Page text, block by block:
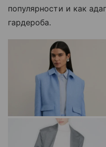
популярности и как
гардероба.